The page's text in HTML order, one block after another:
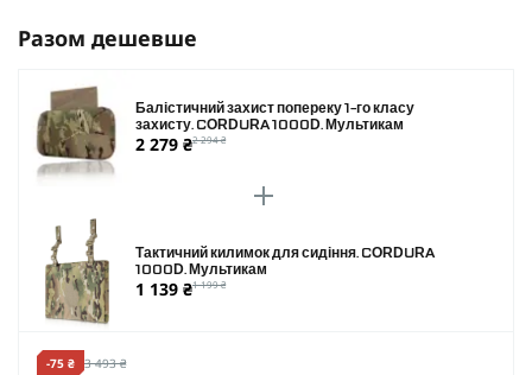
Разом дешевше
Балістичний захист попереку 1-го класу
захисту. CORDURA 1000D. Мультикам
2 279 ₴2 294 ₴
Тактичний килимок для сидіння. CORDURA
1000D. Мультикам
1 139 ₴1 199 ₴
-75 ₴ 3 493 ₴